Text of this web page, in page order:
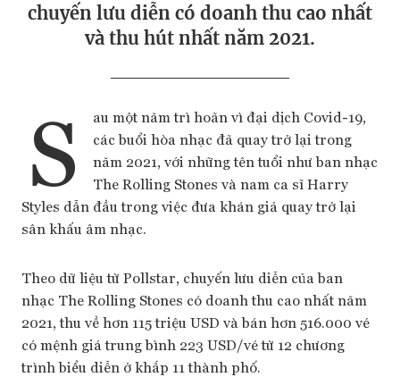
chuyến lưu diễn có doanh thu cao nhất
và thu hút nhất năm 2021.
S
au một năm trì hoãn vì đại dịch Covid-19,
các buổi hòa nhạc đã quay trở lại trong
năm 2021, với những tên tuổi như ban nhạc
The Rolling Stones và nam ca sĩ Harry
Styles dẫn đầu trong việc đưa khán giả quay trở lại
sân khấu âm nhạc.
Theo dữ liệu từ Pollstar, chuyến lưu diễn của ban
nhạc The Rolling Stones có doanh thu cao nhất năm
2021, thu về hơn 115 triệu USD và bán hơn 516.000 vé
có mệnh giá trung bình 223 USD/vé từ 12 chương
trình biểu diễn ở khắp 11 thành phố.